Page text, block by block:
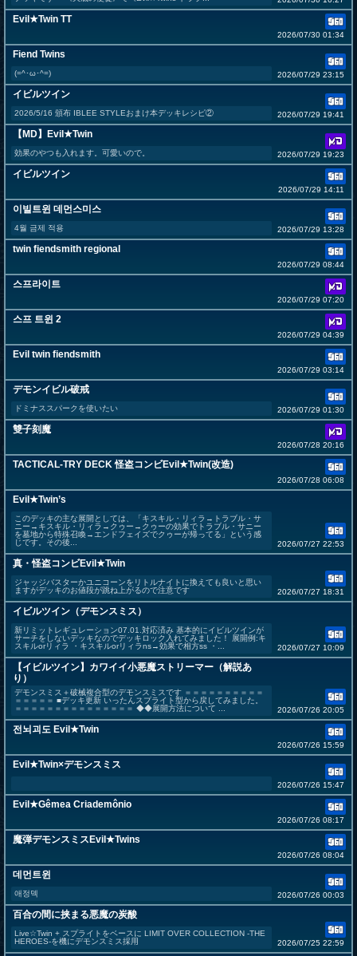
Evil★Twin TT
2026/07/30 01:34
Fiend Twins
(=^･ω･^=) 2026/07/29 23:15
イビルツイン
2026/5/16 頒布 IBLEE STYLEおまけ本デッキレシピ② 2026/07/29 19:41
【MD】Evil★Twin
効果のやつも入れます。可愛いので。 2026/07/29 19:23
イビルツイン
2026/07/29 14:11
이빌트윈 데먼스미스
4월 금제 적용 2026/07/29 13:28
twin fiendsmith regional
2026/07/29 08:44
스프라이트
2026/07/29 07:20
스프 트윈 2
2026/07/29 04:39
Evil twin fiendsmith
2026/07/29 03:14
デモンイビル破戒
ドミナススパークを使いたい 2026/07/29 01:30
雙子刻魔
2026/07/28 20:16
TACTICAL-TRY DECK 怪盗コンビEvil★Twin(改造)
2026/07/28 06:08
Evil★Twin’s
このデッキの主な展開としては、「キスキル・リィラ→トラブル・サ
ニー→キスキル・リィラ→クゥー→クゥーの効果でトラブル・サニー
を墓地から特殊召喚→エンドフェイズでクゥーが帰ってる」という感
じです。その後...
2026/07/27 22:53
真・怪盗コンビEvil★Twin
ジャッジバスターかユニコーンをリトルナイトに換えても良いと思い
ますがデッキのお値段が跳ね上がるので注意です
2026/07/27 18:31
イビルツイン（デモンスミス）
新リミットレギュレーション07.01.対応済み 基本的にイビルツインが
サーチをしないデッキなのでデッキロック入れてみました！ 展開例:キ
スキルorリィラ ・キスキルorリィラns→効果で相方ss ・...
2026/07/27 10:09
【イビルツイン】カワイイ小悪魔ストリーマー（解説あ
り）
デモンスミス＋破械複合型のデモンスミスです ＝＝＝＝＝＝＝＝＝＝
＝＝＝＝＝ ■デッキ更新 いったんスプライト型から戻してみました。
＝＝＝＝＝＝＝＝＝＝＝＝＝＝＝ ◆◆展開方法について ...
2026/07/26 20:05
전뇌괴도 Evil★Twin
2026/07/26 15:59
Evil★Twin×デモンスミス
2026/07/26 15:47
Evil★Gêmea Criademônio
2026/07/26 08:17
魔弾デモンスミスEvil★Twins
2026/07/26 08:04
데먼트윈
애정덱 2026/07/26 00:03
百合の間に挟まる悪魔の炭酸
Live☆Twin + スプライトをベースに LIMIT OVER COLLECTION -THE
HEROES-を機にデモンスミス採用
2026/07/25 22:59